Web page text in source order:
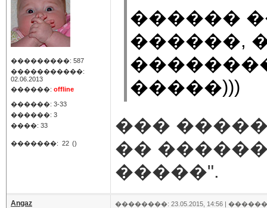
���������: 587
�����������:
02.06.2013
������: offline
������: 3-33
������: 3
����: 33
�������: 22 ()
������
������,
�����)))
���
��
�����".
Angaz ��������: 23.05.2015, 14:56 |